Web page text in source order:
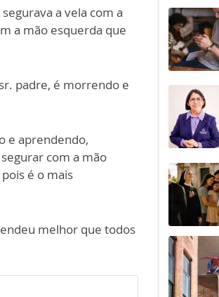
a vela com a
a mão esquerda que
padre, é morrendo e
e aprendendo,
com a mão
é o mais
melhor que todos